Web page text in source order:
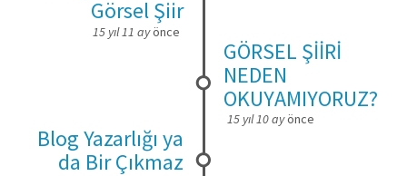
Görsel Şiir
15 yıl 11 ayönce
GÖRSEL ŞİİRİ
NEDEN
OKUYAMIYORUZ?
15 yıl 10 ayönce
Blog Yazarlığı ya
da Bir Çıkmaz